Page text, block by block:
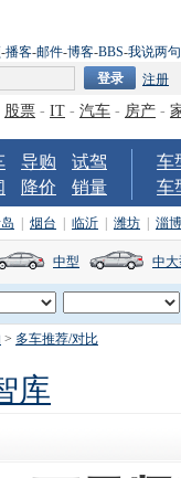
-播客-邮件-博客-BBS-我说两句
注册
股票 - IT - 汽车 - 房产 -
导购
试驾
降价 销量
车
车
烟台 临沂 潍坊 淄博
中型 中
> 多车推荐/对比
库